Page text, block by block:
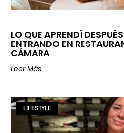
LO QUE APRENDÍ
ENTRANDO EN
CÁMARA
Leer Más
LIFESTYLE